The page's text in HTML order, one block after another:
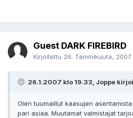
Guest DARK FIREBIRD
Kirjoitettu 26. Tammikuuta, 2007
26.1.2007 klo 19.33, Joppe
Olen tuumaillut kaasujen
pari asiaa. Muutamat valmistajat